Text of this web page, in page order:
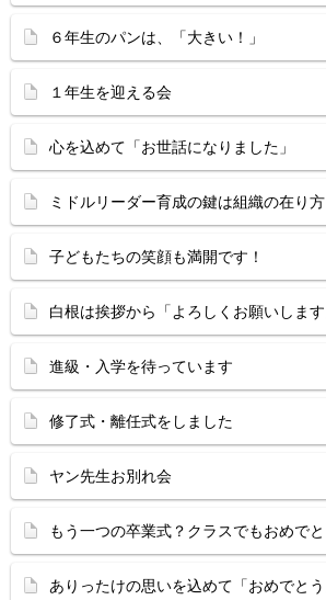
６年生のパンは、「大きい！」
１年生を迎える会
心を込めて「お世話になりました」
ミドルリーダー育成の鍵は組織の在り方
子どもたちの笑顔も満開です！
白根は挨拶から「よろしくお願いします
進級・入学を待っています
修了式・離任式をしました
ヤン先生お別れ会
もう一つの卒業式？クラスでもおめでと
ありったけの思いを込めて「おめでとう